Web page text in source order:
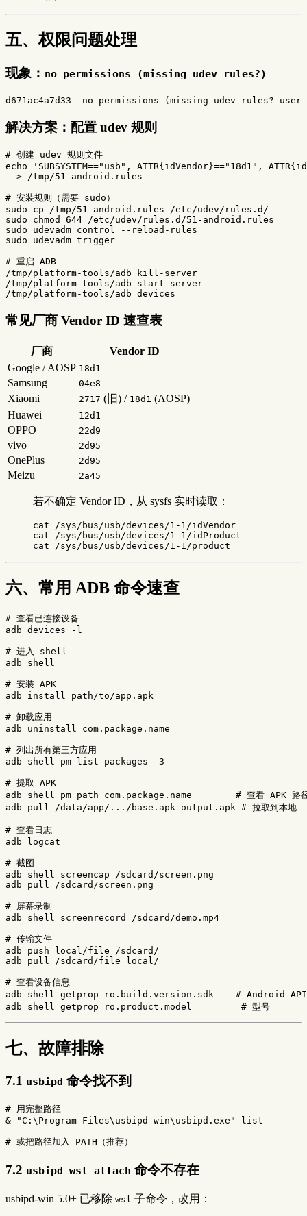
五、权限问题处理
现象： no permissions (missing udev rules?)
解决方案：配置 udev 规则
# 创建 udev 规则文件
echo
'SUBSYSTEM=="usb", ATTR{idVendor}=="18d1",
> /tmp/51-android.rules
# 安装规则（需要 sudo）
sudo cp
sudo chmod
sudo udevadm control
--reload-rules
sudo udevadm trigger
# 重启 ADB
/tmp/platform-tools/adb kill-server
/tmp/platform-tools/adb start-server
常见厂商 Vendor ID 速查表
厂商
Vendor ID
Google / AOSP 18d1
Samsung 04e8
Xiaomi 2717 (旧) / 18d1 (AOSP)
Huawei
12d1
OPPO 22d9
vivo 2d95
OnePlus 2d95
Meizu 2a45
若不确定 Vendor ID，从 sysfs 实时读取：
cat
cat
cat
六、常用 ADB 命令速查
# 查看已连接设备
adb devices
-l
# 进入 shell
adb shell
# 安装 APK
adb install path/to/app.apk
# 卸载应用
adb uninstall com.package.name
# 列出所有第三方应用
adb shell pm list packages
-3
# 提取 APK
adb shell pm path com.package.name # 查看 APK 路
adb pull /data/app/.../base.apk output.apk # 拉取到本地
# 查看日志
adb logcat
# 截图
adb shell screencap /sdcard/screen.png
adb pull /sdcard/screen.png
# 屏幕录制
adb shell screenrecord /sdcard/demo.mp4
# 传输文件
adb push local /file /sdcard/
adb pull /sdcard/file local /
# 查看设备信息
adb shell getprop ro.build.version.sdk # Android API
adb shell getprop ro.product.model # 型号
七、故障排除
7.1 usbipd 命令找不到
# 用完整路径
&
"C:\Program Files\usbipd-win\usbipd.exe" list
# 或把路径加入 PATH（推荐）
7.2 usbipd wsl attach 命令不存在
usbipd-win 5.0+ 已移除 wsl 子命令，改用：